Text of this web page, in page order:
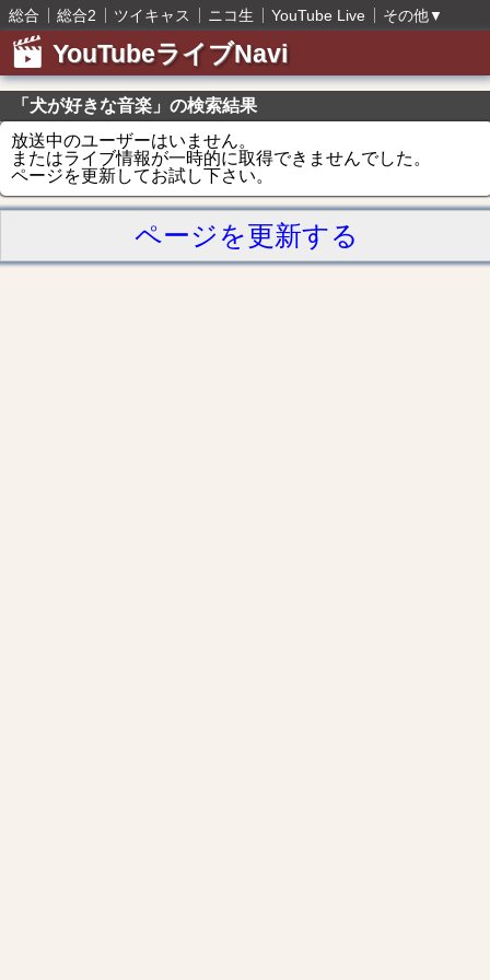
総合 総合2 ツイキャス ニコ生 YouTube Live その他▼
YouTubeライブNavi
「犬が好きな音楽」の検索結果
放送中のユーザーはいません。
またはライブ情報が一時的に取得できませんでした。
ページを更新してお試し下さい。
ページを更新する